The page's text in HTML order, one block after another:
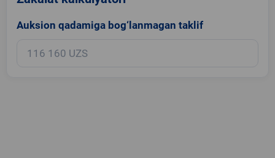
Auksion qadamiga bog‘lanmagan taklif